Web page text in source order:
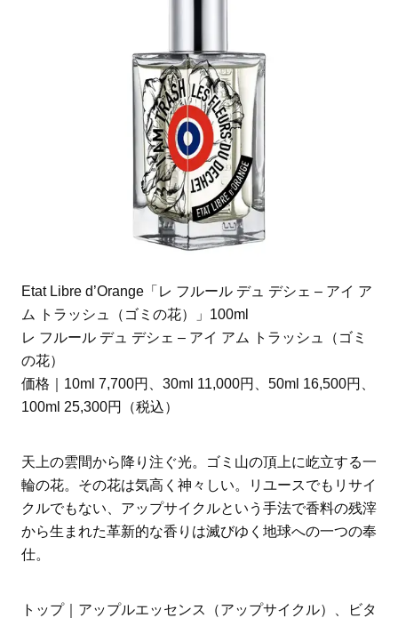
Etat Libre d’Orange「レ フルール デュ デシェ – アイ ア
ム トラッシュ（ゴミの花）」100ml
レ フルール デュ デシェ – アイ アム トラッシュ（ゴミ
の花）
価格｜10ml 7,700円、30ml 11,000円、50ml 16,500円、
100ml 25,300円（税込）
天上の雲間から降り注ぐ光。ゴミ山の頂上に屹立する一
輪の花。その花は気高く神々しい。リユースでもリサイ
クルでもない、アップサイクルという手法で香料の残滓
から生まれた革新的な香りは滅びゆく地球への一つの奉
仕。
トップ｜アップルエッセンス（アップサイクル）、ビタ